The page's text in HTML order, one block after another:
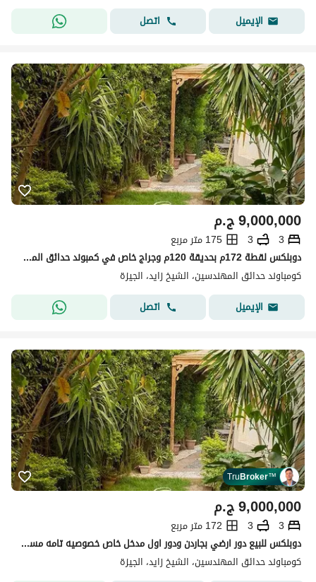
الإيميل
اتصل
ج.م9,000,000
3
3
175 متر مربع
دوبلكس لقطة 172م بحديقة 120م وجراج خاص في كمبوند حدائق المهندسين - قلب الشيخ زايد
كومباوند حدائق المهندسين، الشيخ زايد، الجيزة
الإيميل
اتصل
TruBroker™
ج.م9,000,000
3
3
172 متر مربع
دوبلكس للبيع دور ارضي بجاردن ودور اول مدخل خاص خصوصيه تامه مساحه 172 متر وجاردن 130 متر يعني فيلا بسعر شقه في كمبوند حدايق المهندسين
كومباوند حدائق المهندسين، الشيخ زايد، الجيزة